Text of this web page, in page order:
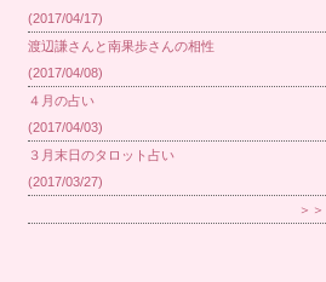
(2017/04/17)
渡辺謙さんと南果歩さんの相性
(2017/04/08)
４月の占い
(2017/04/03)
３月末日のタロット占い
(2017/03/27)
＞